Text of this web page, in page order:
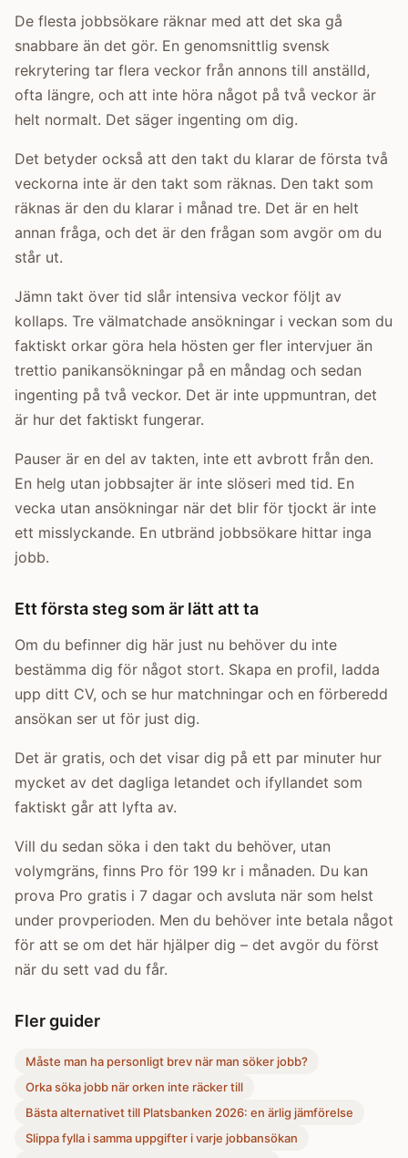
De flesta jobbsökare räknar med att det ska gå
snabbare än det gör. En genomsnittlig svensk
rekrytering tar flera veckor från annons till anställd,
ofta längre, och att inte höra något på två veckor är
helt normalt. Det säger ingenting om dig.
Det betyder också att den takt du klarar de första två
veckorna inte är den takt som räknas. Den takt som
räknas är den du klarar i månad tre. Det är en helt
annan fråga, och det är den frågan som avgör om du
står ut.
Jämn takt över tid slår intensiva veckor följt av
kollaps. Tre välmatchade ansökningar i veckan som du
faktiskt orkar göra hela hösten ger fler intervjuer än
trettio panikansökningar på en måndag och sedan
ingenting på två veckor. Det är inte uppmuntran, det
är hur det faktiskt fungerar.
Pauser är en del av takten, inte ett avbrott från den.
En helg utan jobbsajter är inte slöseri med tid. En
vecka utan ansökningar när det blir för tjockt är inte
ett misslyckande. En utbränd jobbsökare hittar inga
jobb.
Ett första steg som är lätt att ta
Om du befinner dig här just nu behöver du inte
bestämma dig för något stort. Skapa en profil, ladda
upp ditt CV, och se hur matchningar och en förberedd
ansökan ser ut för just dig.
Det är gratis, och det visar dig på ett par minuter hur
mycket av det dagliga letandet och ifyllandet som
faktiskt går att lyfta av.
Vill du sedan söka i den takt du behöver, utan
volymgräns, finns Pro för 199 kr i månaden. Du kan
prova Pro gratis i 7 dagar och avsluta när som helst
under provperioden. Men du behöver inte betala något
för att se om det här hjälper dig – det avgör du först
när du sett vad du får.
Fler guider
Måste man ha personligt brev när man söker jobb?
Orka söka jobb när orken inte räcker till
Bästa alternativet till Platsbanken 2026: en ärlig jämförelse
Slippa fylla i samma uppgifter i varje jobbansökan